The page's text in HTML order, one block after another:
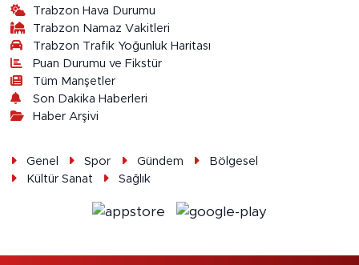
Trabzon Hava Durumu
Trabzon Namaz Vakitleri
Trabzon Trafik Yoğunluk Haritası
Puan Durumu ve Fikstür
Tüm Manşetler
Son Dakika Haberleri
Haber Arşivi
Genel Spor Gündem
Bölgesel
Kültür Sanat
Sağlık